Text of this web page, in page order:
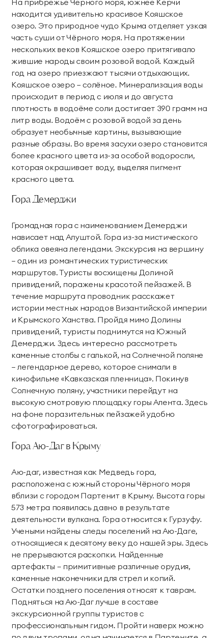
находится удивительно красивое Кояшское
озеро. Это природное чудо Крыма отделяет узкая
часть суши от Чёрного моря. На протяжении
нескольких веков Кояшское озеро притягивало
жившие народы своим розовой водой. Каждый
год на озеро приезжают тысячи отдыхающих.
Кояшское озеро – солёное. Минерализация воды
происходит в период с июля и до августа
плотность в водоёме соли достигает 390 грамм на
литр воды. Водоём с розовой водой за день
образует необычные картины, вызывающие
разные образы. Во время засухи озеро становится
более красного цвета из-за особой водоросли,
которая окрашивает воду, выделяя пигмент
красного цвета.
Гора Демерджи
Громадная гора с наименованием Демерджи
нависает над Алуштой. Гора из-за мистического
облика овеяна легендами. Экскурсия на вершину
– один из романтических туристических
маршрутов. Туристы восхищены Долиной
привидений, поражены красотой пейзажей. В
течение маршрута проводник расскажет
истории местных народов Византийской империи
и Крымского Ханства. Пройдя мимо Долины
привидений, туристы поднимутся на Южный
Демерджи. Здесь интересно рассмотреть
каменные столбы с галькой, на Солнечной поляне
– легендарное дерево, которое снимали в
кинофильме «Кавказская пленница». Покинув
Солнечную поляну, участники перейдут на
высокую смотровую площадку горы Алента. Здесь
на фоне поразительных пейзажей удобно
сфотографироваться.
Гора Аю-Даг в Крыму
Аю-даг, известная как Медведь гора,
расположена с южный стороны Чёрного моря
вблизи с городом Партенит в Крыму. Высота горы
573 метра появилась давно в результате
деятельности вулкана. Гора относится к Гурзуфу.
Учеными найдены следы поселений на Аю-Даге,
относящиеся к десятому веку до нашей эры. Здесь
не прерываются раскопки. Найденные
артефакты – примитивные различные орудия,
каменные наконечники для стрел и копий.
Остатки позднего поселения относят к таврам.
Подняться на Аю-Даг лучше в составе
экскурсионной группы туристов с
профессиональным гидом. Пройти наверх можно